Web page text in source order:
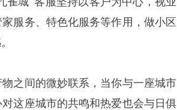
服务、特色化服务等作用，做小区
之间的微妙联系，当你与一座城市
这座城市的共鸣和热爱也会与日俱